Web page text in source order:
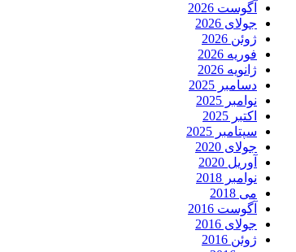
آگوست 2026
جولای 2026
ژوئن 2026
فوریه 2026
ژانویه 2026
دسامبر 2025
نوامبر 2025
اکتبر 2025
سپتامبر 2025
جولای 2020
آوریل 2020
نوامبر 2018
می 2018
آگوست 2016
جولای 2016
ژوئن 2016